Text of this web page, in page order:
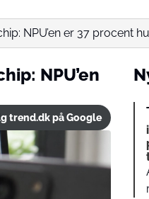
NPU’en er 37 procent
NPU’en
trend.dk på Google